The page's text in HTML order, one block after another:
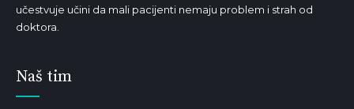
učestvuje učini da mali pacijenti nemaju problem i strah od
doktora.
Naš tim